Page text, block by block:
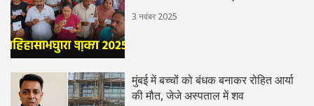
दस्तावेज
3 नवंबर 2025
मुंबई में बच्चों को बंधक बनाकर रोहित आर्या
की मौत, जेजे अस्पताल में शव